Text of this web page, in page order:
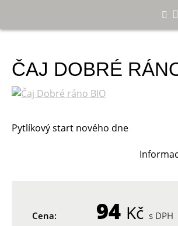
ČAJ DOBRÉ
Pytlíkový start nového dne
Cena: 94 Kč s DPH